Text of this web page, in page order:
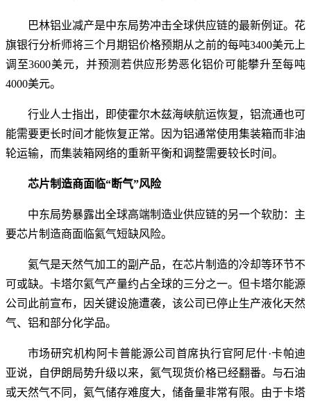
巴林铝业减产是中东局势冲击全球供应链的最新例证。花
旗银行分析师将三个月期铝价格预期从之前的每吨3400美元上
调至3600美元，并预测若供应形势恶化铝价可能攀升至每吨
4000美元。
行业人士指出，即使霍尔木兹海峡航运恢复，铝流通也可
能需要更长时间才能恢复正常。因为铝通常使用集装箱而非油
轮运输，而集装箱网络的重新平衡和调整需要较长时间。
芯片制造商面临“断气”风险
中东局势暴露出全球高端制造业供应链的另一个软肋：主
要芯片制造商面临氦气短缺风险。
氦气是天然气加工的副产品，在芯片制造的冷却等环节不
可或缺。卡塔尔氦气产量约占全球的三分之一。但卡塔尔能源
公司此前宣布，因关键设施遭袭，该公司已停止生产液化天然
气、铝和部分化学品。
市场研究机构阿卡普能源公司首席执行官阿尼什·卡帕迪
亚说，自伊朗局势升级以来，氦气现货价格已经翻番。与石油
或天然气不同，氦气储存难度大，储备量非常有限。由于卡塔